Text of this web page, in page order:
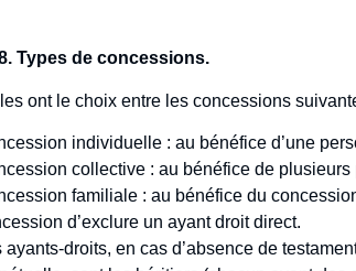
Types de concessions.
ont le choix entre les concessions
individuelle : au bénéfice d’une
collective : au bénéfice de
familiale : au bénéfice du
d’exclure un ayant droit direct.
ayants-droits, en cas d’absence de